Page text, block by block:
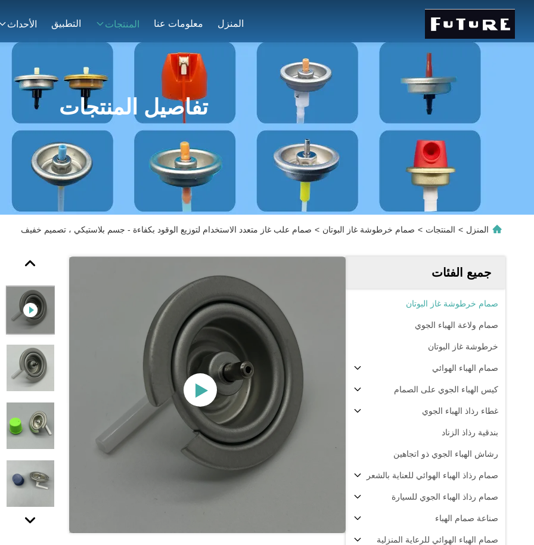
المنزل معلومات عنا المنتجات التطبيق الأحداث
تفاصيل المنتجات
المنزل > المنتجات > صمام خرطوشة غاز البوتان > صمام علب غاز متعدد الاستخدام لتوزيع الوقود بكفاءة - جسم بلاستيكي ، تصميم خفيف
جميع الفئات
صمام خرطوشة غاز البوتان
صمام ولاعة الهباء الجوي
خرطوشة غاز البوتان
صمام الهباء الهوائي
كيس الهباء الجوي على الصمام
غطاء رذاذ الهباء الجوي
بندقية رذاذ الزناد
رشاش الهباء الجوي ذو اتجاهين
صمام رذاذ الهباء الهوائي للعناية بالشعر
صمام رذاذ الهباء الجوي للسيارة
صناعة صمام الهباء
صمام الهباء الهوائي للرعاية المنزلية